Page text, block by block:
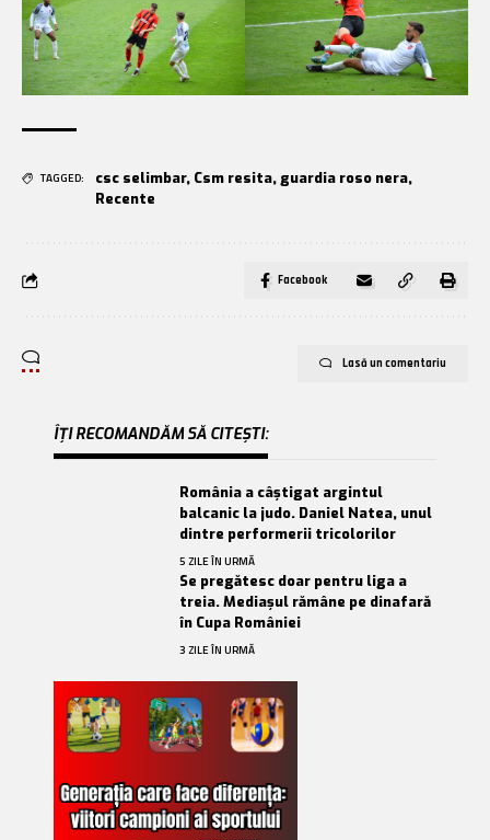
TAGGED: csc selimbar, Csm resita, guardia roso nera,
Recente
Facebook
Lasă un comentariu
ÎȚI RECOMANDĂM SĂ CITEȘTI:
România a câștigat argintul
balcanic la judo. Daniel Natea, unul
dintre performerii tricolorilor
5 ZILE ÎN URMĂ
Se pregătesc doar pentru liga a
treia. Mediașul rămâne pe dinafară
în Cupa României
3 ZILE ÎN URMĂ